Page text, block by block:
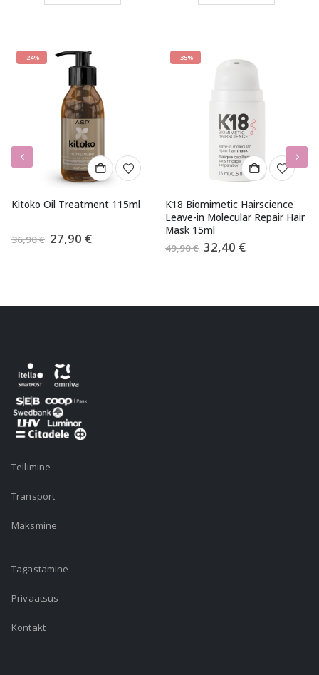
-24%
Kitoko Oil Treatment 115ml
36,90€ Algne
hind
27,90 €Praegune
-35%
K18 Biomimetic Hairscience
Leave-in Molecular Repair Hair
Mask 15ml
49,90€ Algne
hind
32,40 €Praegune
Tellimine
Transport
Maksmine
Tagastamine
Privaatsus
Kontakt